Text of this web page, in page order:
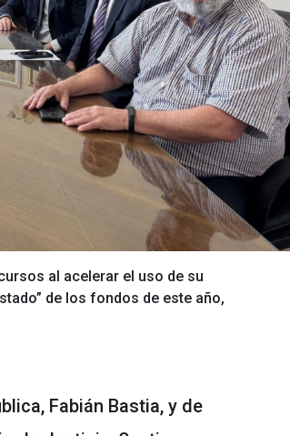
al acelerar el uso de su
de los fondos de este año,
Fabián Bastia, y de